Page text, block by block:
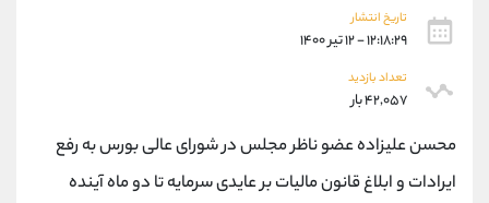
تاریخ انتشار
۱۲:۱۸:۲۹ - ۱۲ تیر ۱۴۰۰
تعداد بازدید
۴۲,۰۵۷ بار
محسن علیزاده عضو ناظر مجلس در شورای عالی بورس به رفع
ایرادات و ابلاغ قانون مالیات بر عایدی سرمایه تا دو ماه آینده
اطلاعات تماس (دفتر فروش)
90001030
اینستاگرام
کانال تلگرام @alirezamehrabi_com